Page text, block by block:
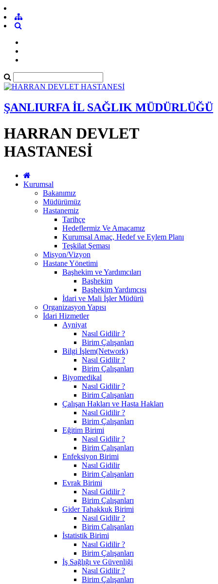
ŞANLIURFA İL SAĞLIK MÜDÜRLÜĞÜ
HARRAN DEVLET
HASTANESİ
Kurumsal
Bakanımız
Müdürümüz
Hastanemiz
Tarihçe
Hedeflermiz Ve Amacamız
Kurumsal Amaç, Hedef ve Eylem Planı
Teşkilat Şeması
Misyon/Vizyon
Hastane Yönetimi
Başhekim ve Yardımcıları
Başhekim
Başhekim Yardımcısı
İdari ve Mali İşler Müdürü
Organizasyon Yapısı
İdari Hizmetler
Ayniyat
Nasıl Gidilir ?
Birim Çalışanları
Bilgi İşlem(Network)
Nasıl Gidilir ?
Birim Çalışanları
Biyomedikal
Nasıl Gidilir ?
Birim Çalışanları
Çalışan Hakları ve Hasta Hakları
Nasıl Gidilir ?
Birim Çalışanları
Eğitim Birimi
Nasıl Gidilir ?
Birim Çalışanları
Enfeksiyon Birimi
Nasıl Gidilir
Birim Çalışanları
Evrak Birimi
Nasıl Gidilir ?
Birim Çalışanları
Gider Tahakkuk Birimi
Nasıl Gidilir ?
Birim Çalışanları
İstatistik Birimi
Nasıl Gidilir ?
Birim Çalışanları
İş Sağlığı ve Güvenliği
Nasıl Gidilir ?
Birim Çalışanları